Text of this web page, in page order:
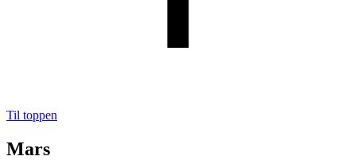
Til toppen
Mars